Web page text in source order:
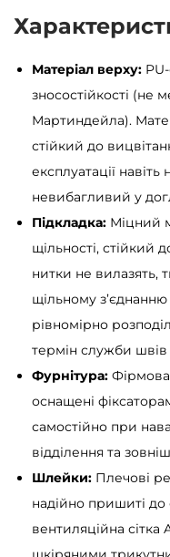
y
к
о
р
и
ч
н
е
в
и
й
к
і
л
ь
к
і
с
т
ь
Матеріал верху:
зносостійкості (не
Мартиндейла).
стійкий до
експлуатації
невибагливий у
Підкладка: Міцний
щільності, стійкий
нитки не вилазять,
щільному
рівномірно
термін служби швів
Фурнітура: Фірмова
оснащені
самостійно при
відділення та
Шлейки: Плечові
надійно пришиті
вентиляційна